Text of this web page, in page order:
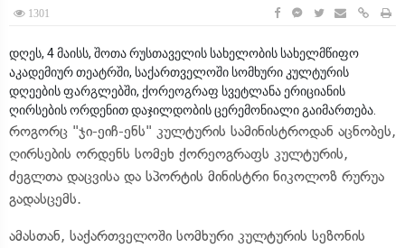
1301
დღეს, 4 მაისს, შოთა რუსთაველის სახელობის სახელმწიფო
აკადემიურ თეატრში, საქართველოში სომხური კულტურის
დღეების ფარგლებში, ქორეოგრაფ სვეტლანა ერიციანის
ღირსების ორდენით დაჯილდობის ცერემონიალი გაიმართება.
როგორც "ჯი-ეიჩ-ენს" კულტურის სამინისტროდან აცნობეს,
ღირსების ორდენს სომეხ ქორეოგრაფს კულტურის,
ძეგლთა დაცვისა და სპორტის მინისტრი ნიკოლოზ რურუა
გადასცემს.
ამასთან, საქართველოში სომხური კულტურის სეზონის